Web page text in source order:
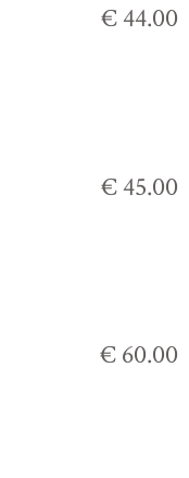
€ 44.00
€ 45.00
€ 60.00